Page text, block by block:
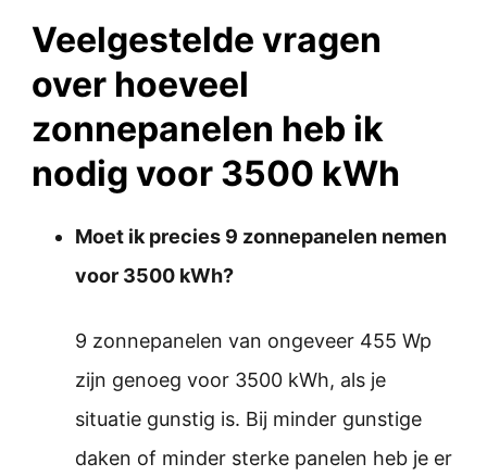
Veelgestelde vragen
over hoeveel
zonnepanelen heb ik
nodig voor 3500 kWh
Moet ik precies 9 zonnepanelen nemen
voor 3500 kWh?
9 zonnepanelen van ongeveer 455 Wp
zijn genoeg voor 3500 kWh, als je
situatie gunstig is. Bij minder gunstige
daken of minder sterke panelen heb je er